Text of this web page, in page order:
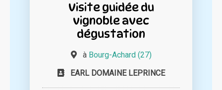
Visite guidée du
vignoble avec
dégustation
à Bourg-Achard (27)
EARL DOMAINE LEPRINCE